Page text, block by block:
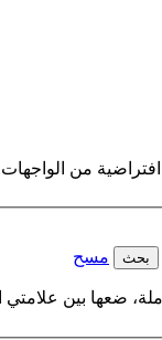
من
بحث مسح
ضعها بين علامتي